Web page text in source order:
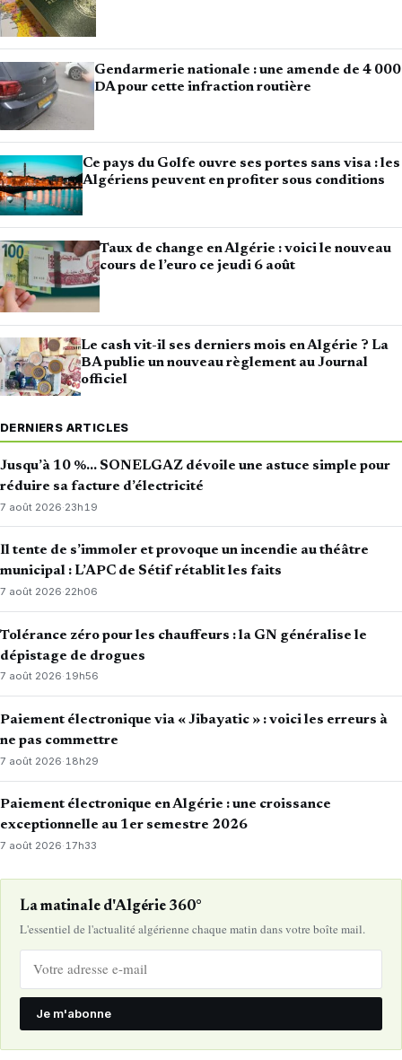
Gendarmerie nationale : une amende de 4 000
DA pour cette infraction routière
Ce pays du Golfe ouvre ses portes sans visa : les
Algériens peuvent en profiter sous conditions
Taux de change en Algérie : voici le nouveau
cours de l’euro ce jeudi 6 août
Le cash vit-il ses derniers mois en Algérie ? La
BA publie un nouveau règlement au Journal
officiel
DERNIERS ARTICLES
Jusqu’à 10 %… SONELGAZ dévoile une astuce simple pour
réduire sa facture d’électricité
7 août 2026·23h19
Il tente de s’immoler et provoque un incendie au théâtre
municipal : L’APC de Sétif rétablit les faits
7 août 2026·22h06
Tolérance zéro pour les chauffeurs : la GN généralise le
dépistage de drogues
7 août 2026·19h56
Paiement électronique via « Jibayatic » : voici les erreurs à
ne pas commettre
7 août 2026· 18h29
Paiement électronique en Algérie : une croissance
exceptionnelle au 1er semestre 2026
7 août 2026·17h33
La matinale d'Algérie 360°
L'essentiel de l'actualité algérienne chaque matin dans votre boîte mail.
Je m'abonne